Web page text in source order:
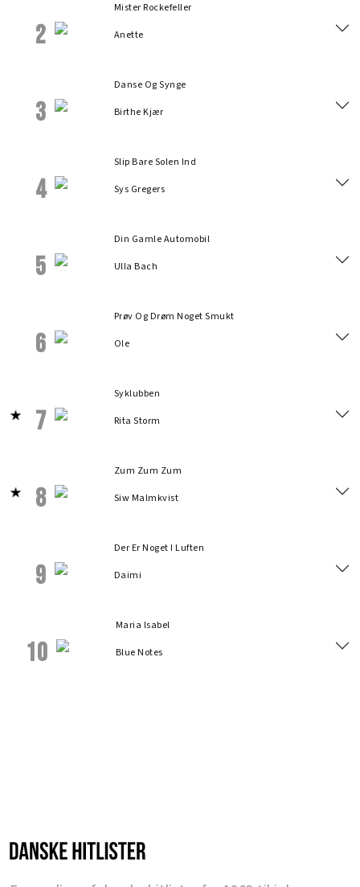
2
Mister Rockefeller
Anette
3
Danse Og Synge
Birthe Kjær
4
Slip Bare Solen Ind
Sys Gregers
5
Din Gamle Automobil
Ulla Bach
6
Prøv Og Drøm Noget Smukt
Ole
7
Syklubben
Rita Storm
8
Zum Zum Zum
Siw Malmkvist
9
Der Er Noget I Luften
Daimi
10
Maria Isabel
Blue Notes